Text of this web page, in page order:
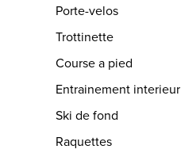
Porte-velos
Trottinette
Course a pied
Entrainement interieur
Ski de fond
Raquettes